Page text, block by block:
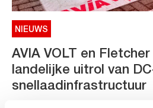
NIEUWS
AVIA VOLT en
landelijke uitrol van
snellaadinfrastructuur